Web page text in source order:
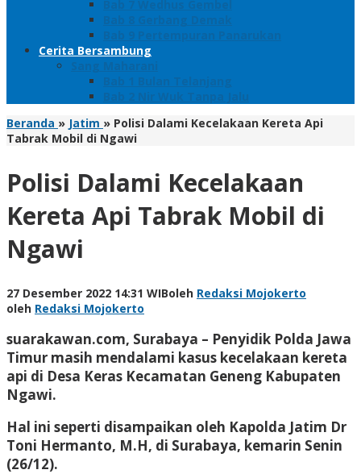
Bab 7 Wedhus Gembel
Bab 8 Gerbang Demak
Bab 9 Pertempuran Panarukan
Cerita Bersambung
Sang Maharani
Bab 1 Bulan Telanjang
Bab 2 Nir Wuk Tanpa Jalu
Beranda » Jatim » Polisi Dalami Kecelakaan Kereta Api
Tabrak Mobil di Ngawi
Polisi Dalami Kecelakaan
Kereta Api Tabrak Mobil di
Ngawi
27 Desember 2022 14:31 WIBoleh Redaksi Mojokerto
oleh Redaksi Mojokerto
suarakawan.com, Surabaya – Penyidik Polda Jawa
Timur masih mendalami kasus kecelakaan kereta
api di Desa Keras Kecamatan Geneng Kabupaten
Ngawi.
Hal ini seperti disampaikan oleh Kapolda Jatim Dr
Toni Hermanto, M.H, di Surabaya, kemarin Senin
(26/12).